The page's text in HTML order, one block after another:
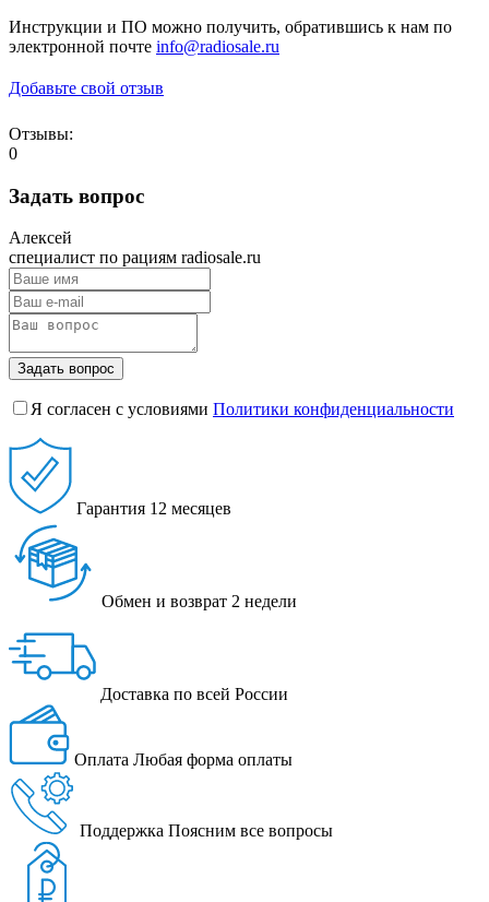
Инструкции и ПО можно получить, обратившись к нам по
электронной почте info@radiosale.ru
Добавьте свой отзыв
Отзывы:
0
Задать вопрос
Алексей
специалист по рациям radiosale.ru
Задать вопрос
Я согласен с условиями Политики конфиденциальности
Гарантия 12 месяцев
Обмен и возврат 2 недели
Доставка по всей России
Оплата Любая форма оплаты
Поддержка Поясним все вопросы